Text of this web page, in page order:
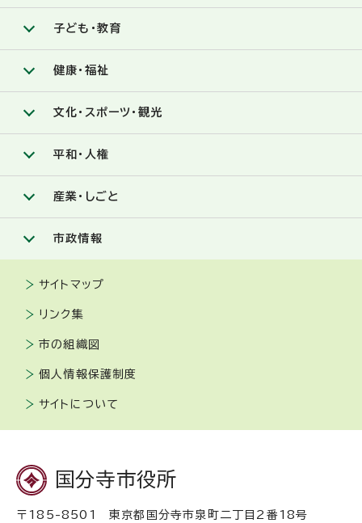
子ども・教育
健康・福祉
文化・スポーツ・観光
平和・人権
産業・しごと
市政情報
サイトマップ
リンク集
市の組織図
個人情報保護制度
サイトについて
国分寺市役所
〒185-8501 東京都国分寺市泉町二丁目2番18号